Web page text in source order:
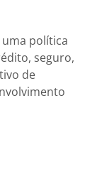
política
seguro,
de